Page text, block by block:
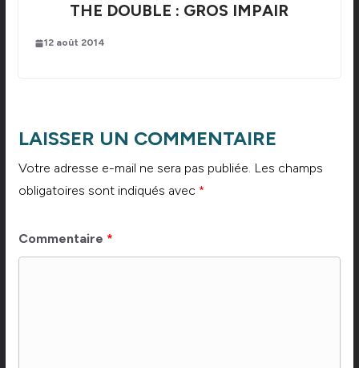
THE DOUBLE : GROS IMPAIR
12 août 2014
LAISSER UN COMMENTAIRE
Votre adresse e-mail ne sera pas publiée. Les champs
obligatoires sont indiqués avec *
Commentaire *